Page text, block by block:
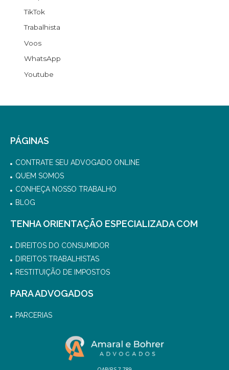
TikTok
Trabalhista
Voos
WhatsApp
Youtube
PÁGINAS
CONTRATE SEU ADVOGADO ONLINE
QUEM SOMOS
CONHEÇA NOSSO TRABALHO
BLOG
TENHA ORIENTAÇÃO ESPECIALIZADA COM
DIREITOS DO CONSUMIDOR
DIREITOS TRABALHISTAS
RESTITUIÇÃO DE IMPOSTOS
PARA ADVOGADOS
PARCERIAS